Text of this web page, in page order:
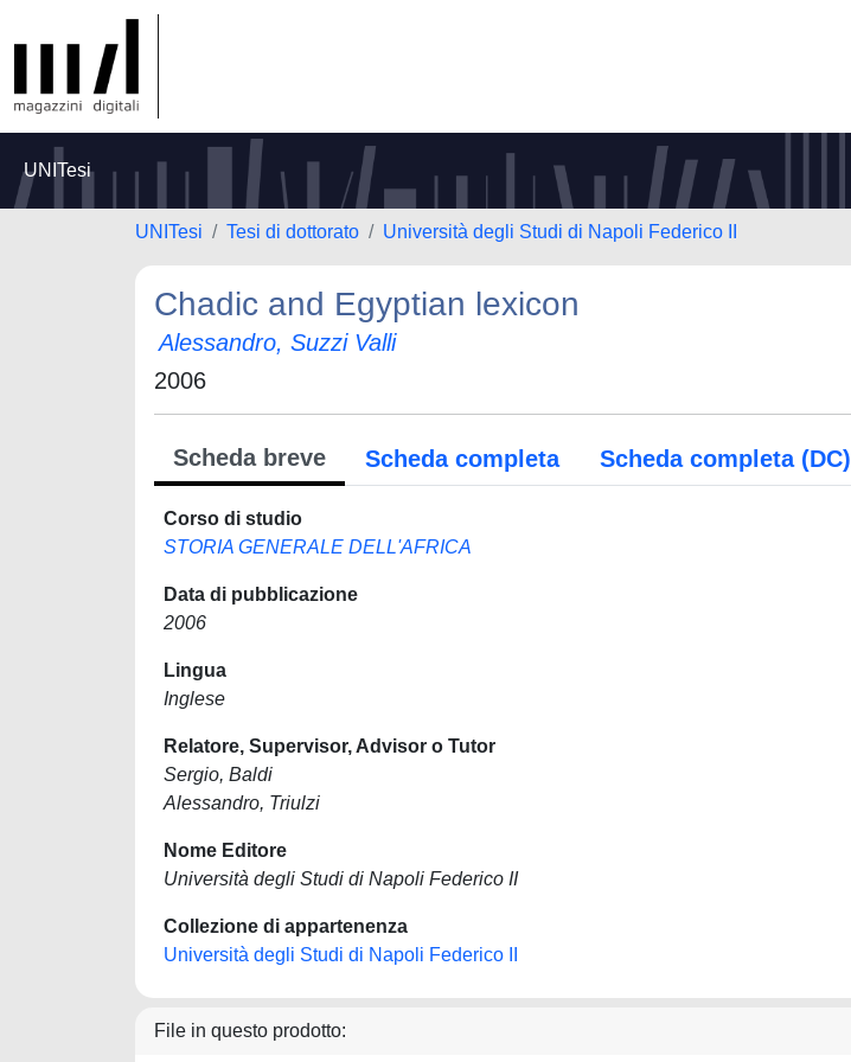
UNITesi
UNITesi Tesi di dottorato Università degli Studi di Napoli Federico II
Chadic and Egyptian lexicon
Alessandro, Suzzi Valli
2006
Scheda breve Scheda completa Scheda completa (DC)
Corso di studio
STORIA GENERALE DELL'AFRICA
Data di pubblicazione
2006
Lingua
Inglese
Relatore, Supervisor, Advisor o Tutor
Sergio, Baldi
Alessandro, Triulzi
Nome Editore
Università degli Studi di Napoli Federico II
Collezione di appartenenza
Università degli Studi di Napoli Federico II
File in questo prodotto: